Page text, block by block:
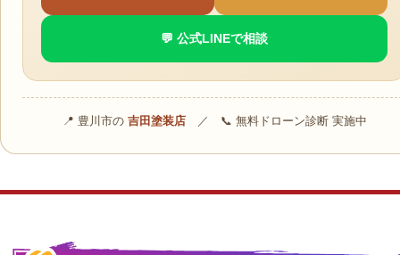
💬 公式LINEで相談
📍 豊川市の 吉田塗装店／ 📞 無料ドローン診断 実施中